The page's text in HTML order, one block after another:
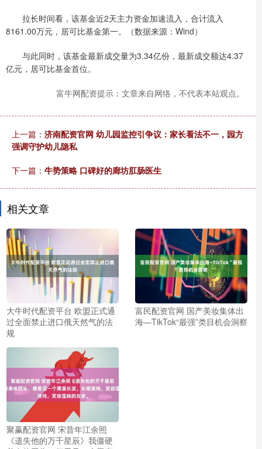
拉长时间看，该基金近2天主力资金加速流入，合计流入
8161.00万元，居可比基金第一。（数据来源：Wind）
与此同时，该基金最新成交量为3.34亿份，最新成交额达4.37
亿元，居可比基金首位。
富牛网配资提示：文章来自网络，不代表本站观点。
上一篇： 济南配资官网 幼儿园监控引争议：家长看法不一，园方
强调守护幼儿隐私
下一篇： 牛势策略 口碑好的廊坊肛肠医生
相关文章
大牛时代配资平台 欧盟正式通
过全面禁止进口俄天然气的法
规
富民配资官网 国产美妆集体出
海—TikTok“最强”类目机会洞察
聚赢配资官网 宋昔年江余照
《遗失他的万千星辰》我僵硬